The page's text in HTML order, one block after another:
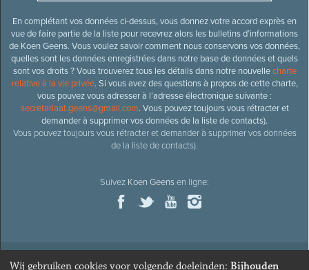
En complétant vos données ci-dessus, vous donnez votre accord exprès en
vue de faire partie de la liste pour recevrez alors les bulletins d’informations
de Koen Geens. Vous voulez savoir comment nous conservons vos données,
quelles sont les données enregistrées dans notre base de données et quels
sont vos droits ? Vous trouverez tous les détails dans notre nouvellecharte
relative à la vie privée. Si vous avez des questions à propos de cette charte,
vous pouvez vous adresser à l’adresse électronique suivante :
secretariaat.geens@gmail.com. Vous pouvez toujours vous rétracter et
demander à supprimer vos données de la liste de contacts).
Vous pouvez toujours vous rétracter et demander à supprimer vos données
de la liste de contacts).
Suivez Koen Geensen ligne:
Wij gebruiken cookies voor volgende doeleinden: Bijhouden